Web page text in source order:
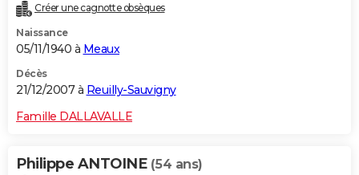
Créer une cagnotte obsèques
Naissance
05/11/1940 à Meaux
Décès
21/12/2007 à Reuilly-Sauvigny
Famille DALLAVALLE
Philippe ANTOINE (54 ans)